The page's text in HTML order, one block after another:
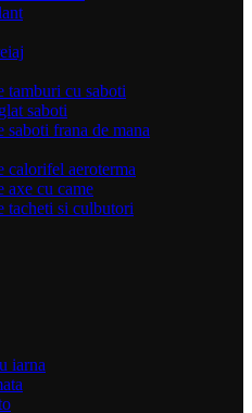
tamburi cu saboti
saboti
saboti frana de mana
calorifel aeroterma
axe cu came
tacheti si culbutori
iarna